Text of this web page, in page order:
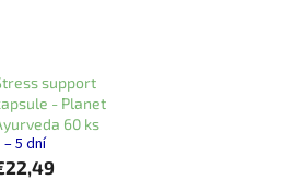
support
- Planet
60 ks
– 5 dní